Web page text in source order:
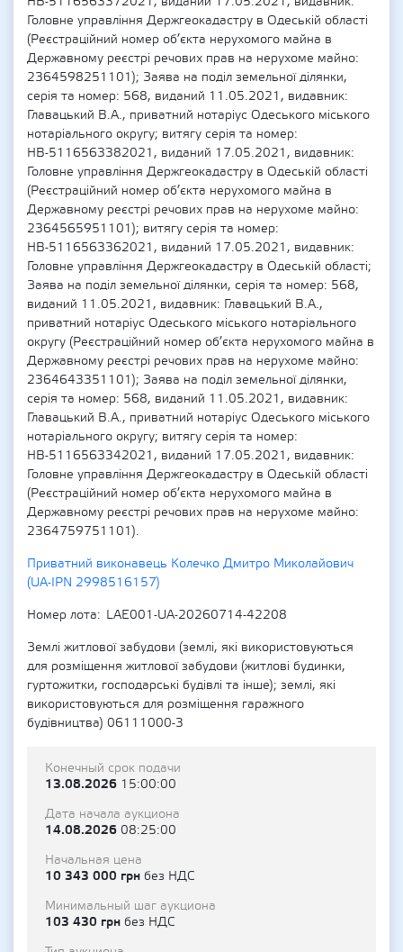
Головне управління Держгеокадастру в Одеській області
(Реєстраційний номер об’єкта нерухомого майна в
Державному реєстрі речових прав на нерухоме майно:
2364598251101); Заява на поділ земельної ділянки,
серія та номер: 568, виданий 11.05.2021, видавник:
Главацький В.А., приватний нотаріус Одеського міського
нотаріального округу; витягу серія та номер:
НВ-5116563382021, виданий 17.05.2021, видавник:
Головне управління Держгеокадастру в Одеській області
(Реєстраційний номер об’єкта нерухомого майна в
Державному реєстрі речових прав на нерухоме майно:
2364565951101); витягу серія та номер:
НВ-5116563362021, виданий 17.05.2021, видавник:
Головне управління Держгеокадастру в Одеській області;
Заява на поділ земельної ділянки, серія та номер: 568,
виданий 11.05.2021, видавник: Главацький В.А.,
приватний нотаріус Одеського міського нотаріального
округу (Реєстраційний номер об’єкта нерухомого майна в
Державному реєстрі речових прав на нерухоме майно:
2364643351101); Заява на поділ земельної ділянки,
серія та номер: 568, виданий 11.05.2021, видавник:
Главацький В.А., приватний нотаріус Одеського міського
нотаріального округу; витягу серія та номер:
НВ-5116563342021, виданий 17.05.2021, видавник:
Головне управління Держгеокадастру в Одеській області
(Реєстраційний номер об’єкта нерухомого майна в
Державному реєстрі речових прав на нерухоме майно:
2364759751101).
Приватний виконавець Колечко Дмитро Миколайович
(UA-IPN 2998516157)
Номер лота
LAE001-UA-20260714-42208
Землі житлової забудови (землі, які використовуються
для розміщення житлової забудови (житлові будинки,
гуртожитки, господарські будівлі та інше); землі, які
використовуються для розміщення гаражного
будівництва) 06111000-3
Конечный срок подачи
13.08.2026 15:00:00
Дата начала аукциона
14.08.2026 08:25:00
Начальная цена
10 343 000 грн без НДС
Минимальный шаг аукциона
103 430 грн без НДС